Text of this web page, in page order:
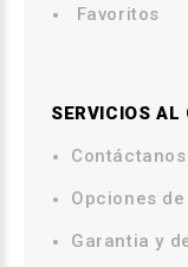
Favoritos
SERVICIOS AL
Contáctanos
Opciones
Garantia y